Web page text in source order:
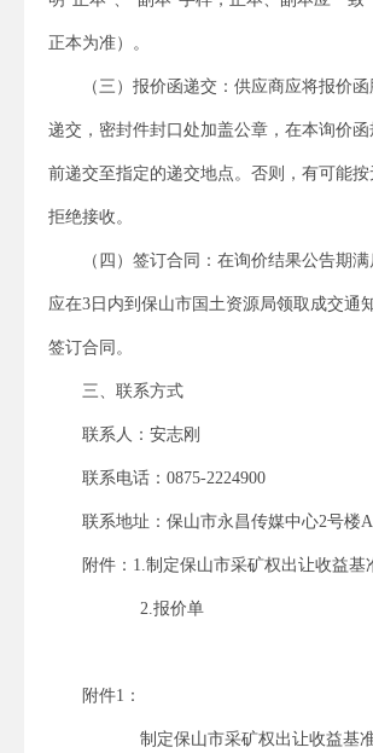
正本为准）。
（三）报价函递交：供应商应将报价
递交，密封件封口处加盖公章，在本询价函
前递交至指定的递交地点。否则，有可能
拒绝接收。
（四）签订合同：在询价结果公告期
应在3日内到保山市国土资源局领取成交通
签订合同。
三、联系方式
联系人：安志刚
联系电话：0875-2224900
联系地址：保山市永昌传媒中心2号楼
附件：1.制定保山市采矿权出让收益基
2.报价单
附件1：
制定保山市采矿权出让收益基准